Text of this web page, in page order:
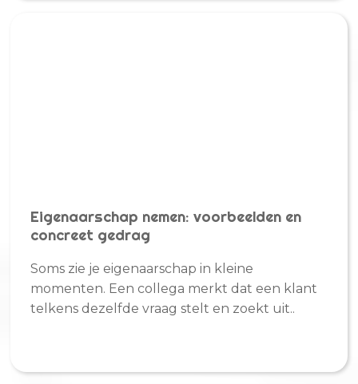
Eigenaarschap nemen: voorbeelden en
concreet gedrag
Soms zie je eigenaarschap in kleine
momenten. Een collega merkt dat een klant
telkens dezelfde vraag stelt en zoekt uit..